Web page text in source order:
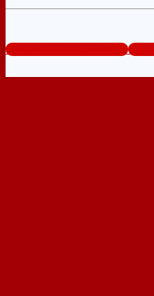
www.muabancuathep.com Tổng